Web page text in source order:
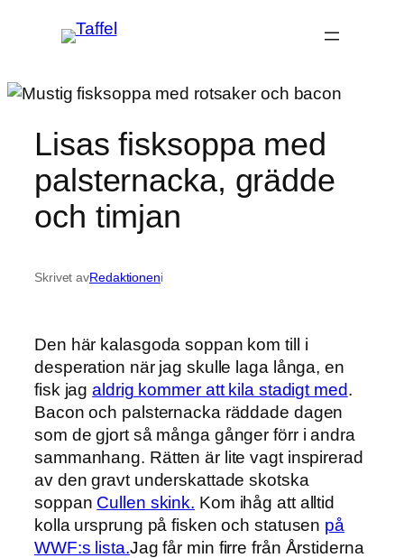
Lisas fisksoppa med
palsternacka, grädde
och timjan
Skrivet avRedaktioneni
Den här kalasgoda soppan kom till i
desperation när jag skulle laga långa, en
fisk jagaldrig kommer att kila stadigt med.
Bacon och palsternacka räddade dagen
som de gjort så många gånger förr i andra
sammanhang. Rätten är lite vagt inspirerad
av den gravt underskattade skotska
soppan Cullen skink. Kom ihåg att alltid
kolla ursprung på fisken och statusen på
WWF:s lista.Jag får min firre från Årstiderna